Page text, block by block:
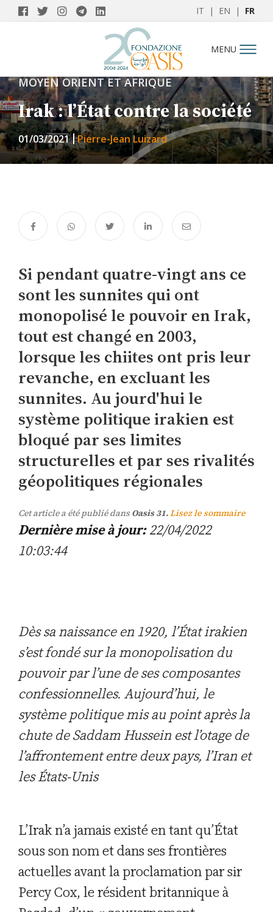
IT | EN | FR
MENU
MOYEN ORIENT ET AFRIQUE
Irak : l’État contre la société
01/03/2021 Pierre-Jean Luizard
Si pendant quatre-vingt ans ce
sont les sunnites qui ont
monopolisé le pouvoir en Irak,
tout est changé en 2003,
lorsque les chiites ont pris leur
revanche, en excluant les
sunnites. Au jourd'hui le
système politique irakien est
bloqué par ses limites
structurelles et par ses rivalités
géopolitiques régionales
Cet article a été publié dans Oasis 31.Lisez le sommaire
Dernière mise à jour:22/04/2022
10:03:44
Dès sa naissance en 1920, l’État irakien
s’est fondé sur la monopolisation du
pouvoir par l’une de ses composantes
confessionnelles. Aujourd’hui, le
système politique mis au point après la
chute de Saddam Hussein est l’otage de
l’affrontement entre deux pays, l’Iran et
les États-Unis
L’Irak n’a jamais existé en tant qu’État
sous son nom et dans ses frontières
actuelles avant la proclamation par sir
Percy Cox, le résident britannique à